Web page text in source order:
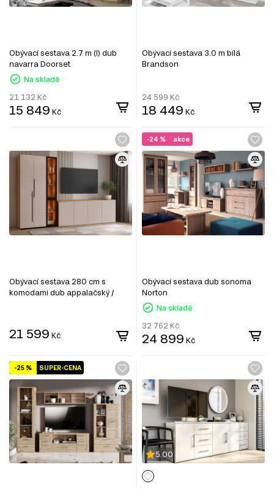
Obývací sestava 2.7 m (I) dub
navarra Doorset
Na skladě
21 132 Kč
15 849 Kč
Obývací sestava 3.0 m bílá
Brandson
24 599 Kč
18 449 Kč
Obývací sestava 280 cm s
komodami dub appalačský /
21 599 Kč
akce
-24 %
Obývací sestava dub sonoma
Norton
Na skladě
32 762 Kč
24 899 Kč
SUPER-CENA
-25 %
5.00